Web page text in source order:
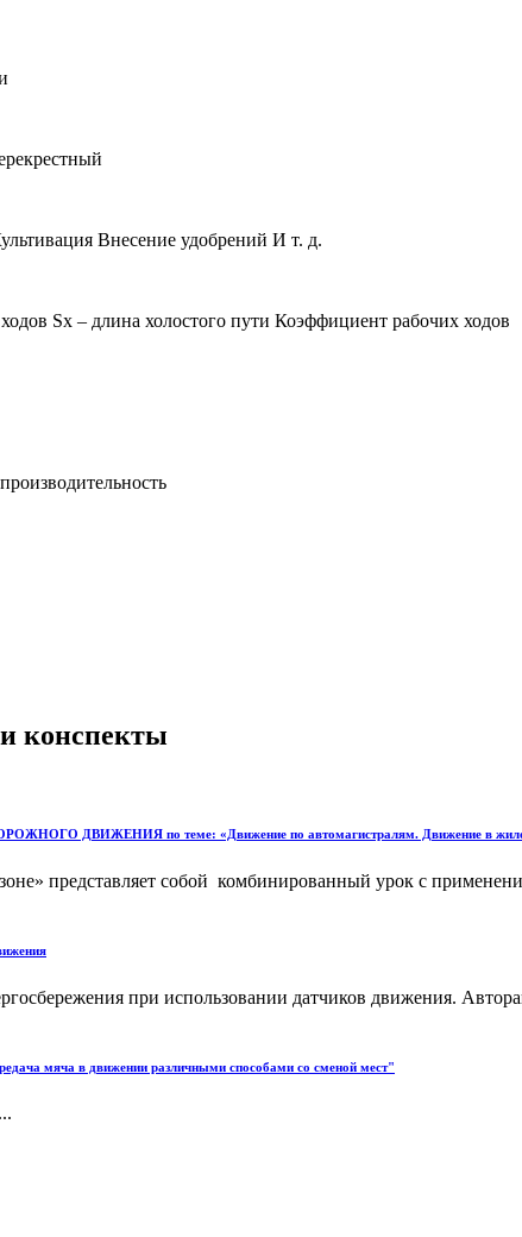
Внесение удобрений И т. д.
Sx – длина холостого пути Коэффициент рабочих ходов
конспекты
ДВИЖЕНИЯ по теме: «Движение по автомагистралям. Движение в
представляет собой комбинированный урок с
при использовании датчиков движения.
мяча в движении различными способами со сменой мест"